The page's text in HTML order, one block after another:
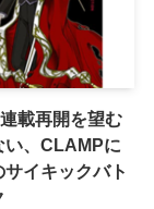
載再開を望む
い、CLAMPに
サイキックバト